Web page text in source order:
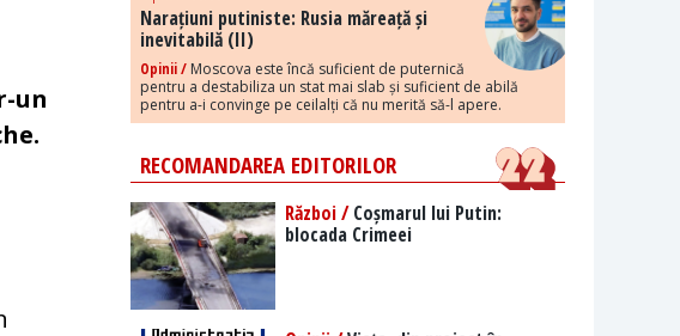
un
Narațiuni putiniste: Rusia măreață și
inevitabilă (II)
Opinii / Moscova este încă suficient de puternică
pentru a destabiliza un stat mai slab și suficient de abilă
pentru a-i convinge pe ceilalți că nu merită să-l apere.
RECOMANDAREA EDITORILOR
Război /Coșmarul lui Putin:
blocada Crimeei